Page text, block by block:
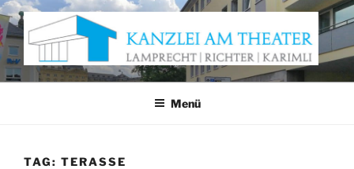
Zum
Inhalt
springen
KANZLEI AM THEATER
Anwaltskanzlei Würzburg
Menü
TAG: TERASSE